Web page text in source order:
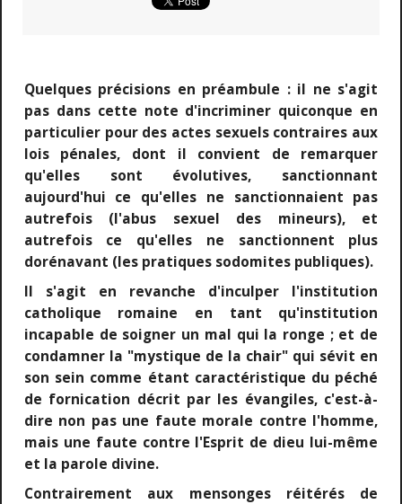
Quelques précisions en préambule : il ne s'agit
pas dans cette note d'incriminer quiconque en
particulier pour des actes sexuels contraires aux
lois pénales, dont il convient de remarquer
qu'elles sont évolutives, sanctionnant
aujourd'hui ce qu'elles ne sanctionnaient pas
autrefois (l'abus sexuel des mineurs), et
autrefois ce qu'elles ne sanctionnent plus
dorénavant (les pratiques sodomites publiques).
Il s'agit en revanche d'inculper l'institution
catholique romaine en tant qu'institution
incapable de soigner un mal qui la ronge ; et de
condamner la "mystique de la chair" qui sévit en
son sein comme étant caractéristique du péché
de fornication décrit par les évangiles, c'est-à-
dire non pas une faute morale contre l'homme,
mais une faute contre l'Esprit de dieu lui-même
et la parole divine.
Contrairement aux mensonges réitérés de